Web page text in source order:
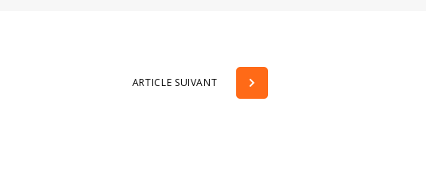
ARTICLE SUIVANT